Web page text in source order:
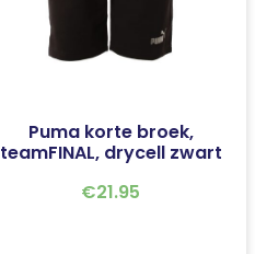
Puma korte broek,
teamFINAL, drycell zwart
€21.95